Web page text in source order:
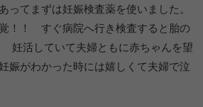
ってまずは妊娠検査薬を使いました。
覚！！ すぐ病院へ行き検査すると胎の
活していて夫婦ともに赤ちゃんを望
娠がわかった時には嬉しくて夫婦で泣